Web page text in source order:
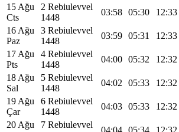
15 Ağu
Cts
2 Rebiulevvel
1448
03:58 05:30 12:33
16 Ağu
Paz
3 Rebiulevvel
1448
03:59 05:31 12:33
17 Ağu
Pts
4 Rebiulevvel
1448
04:00 05:32 12:32
18 Ağu
Sal
5 Rebiulevvel
1448
04:02 05:33 12:32
19 Ağu
Çar
6 Rebiulevvel
1448
04:03 05:33 12:32
20 Ağu
7 Rebiulevvel